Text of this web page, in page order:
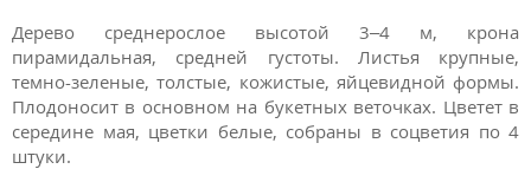
Дерево среднерослое высотой 3–4 м, крона
пирамидальная, средней густоты. Листья крупные,
темно-зеленые, толстые, кожистые, яйцевидной формы.
Плодоносит в основном на букетных веточках. Цветет в
середине мая, цветки белые, собраны в соцветия по 4
штуки.